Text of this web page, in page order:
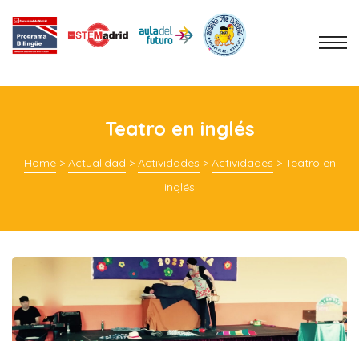
Teatro en inglés
Home> Actualidad > Actividades > Actividades > Teatro en
inglés